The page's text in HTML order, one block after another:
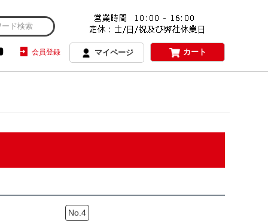
会員登録 マイページ カート